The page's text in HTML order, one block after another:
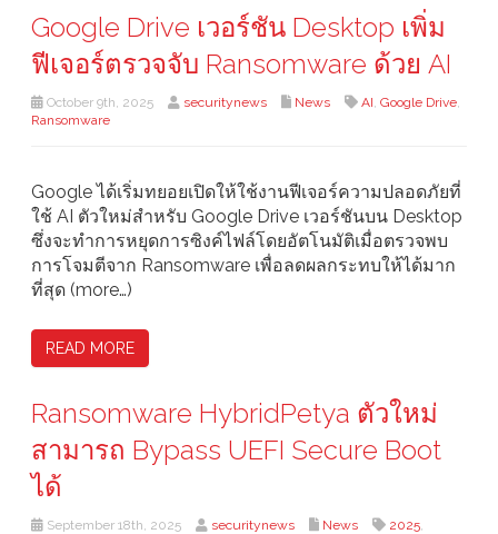
Google Drive เวอร์ชัน Desktop เพิ่ม
ฟีเจอร์ตรวจจับ Ransomware ด้วย AI
October 9th, 2025 securitynews News AI, Google Drive,
Ransomware
Google ได้เริ่มทยอยเปิดให้ใช้งานฟีเจอร์ความปลอดภัยที่
ใช้ AI ตัวใหม่สำหรับ Google Drive เวอร์ชันบน Desktop
ซึ่งจะทำการหยุดการซิงค์ไฟล์โดยอัตโนมัติเมื่อตรวจพบ
การโจมตีจาก Ransomware เพื่อลดผลกระทบให้ได้มาก
ที่สุด (more…)
READ MORE
Ransomware HybridPetya ตัวใหม่
สามารถ Bypass UEFI Secure Boot
ได้
September 18th, 2025 securitynews News 2025,